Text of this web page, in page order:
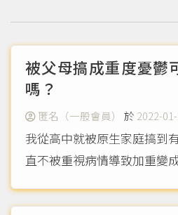
被父母搞成重度憂鬱
嗎？
匿名（一般會員） 於 2022-
我從高中就被原生家庭搞到
直不被重視病情導致加重變
敏感甚至因此進了好幾次急